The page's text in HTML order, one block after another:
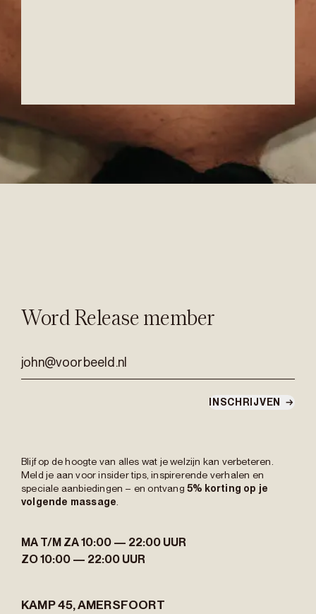
Word Release member
john@voorbeeld.nl
INSCHRIJVEN →
Blijf op de hoogte van alles wat je welzijn kan verbeteren.
Meld je aan voor insider tips, inspirerende verhalen en
speciale aanbiedingen – en ontvang 5% korting op je
volgende massage
MA T/M ZA10:00 — 22:00 UUR
ZO10:00 — 22:00 UUR
KAMP 45,AMERSFOORT